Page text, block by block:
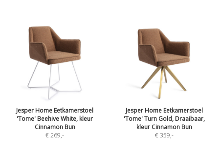
Jesper Home Eetkamerstoel
'Tome' Beehive White, kleur
Cinnamon Bun
€ 269,-
Jesper Home Eetkamerstoel
'Tome' Turn Gold, Draaibaar,
kleur Cinnamon Bun
€ 359,-